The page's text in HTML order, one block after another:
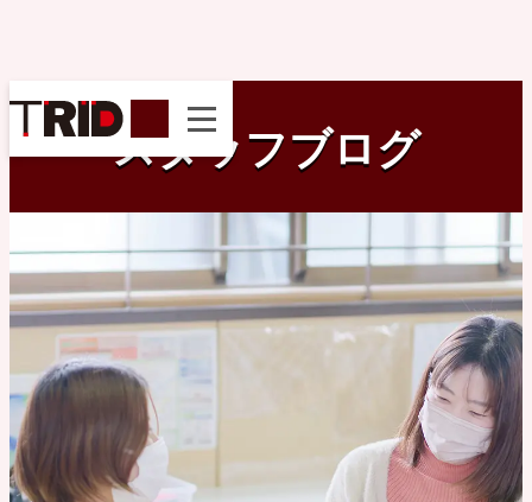
instagram
スタッフブログ